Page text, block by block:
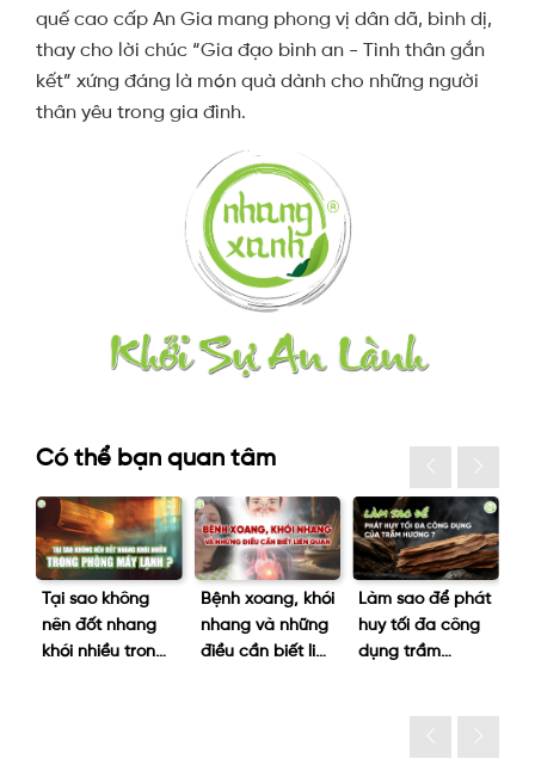
quế cao cấp An Gia mang phong vị dân dã, bình dị,
thay cho lời chúc “Gia đạo bình an - Tình thân gắn
kết” xứng đáng là món quà dành cho những người
thân yêu trong gia đình.
Có thể bạn quan tâm
Tại sao không
nên đốt nhang
khói nhiều trong
Bệnh xoang, khói
nhang và những
điều cần biết liên
Làm sao để phát
huy tối đa công
dụng trầm